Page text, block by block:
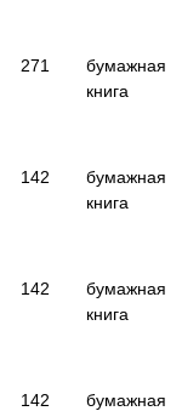
271
бумажная
книга
142
бумажная
книга
142
бумажная
книга
142
бумажная